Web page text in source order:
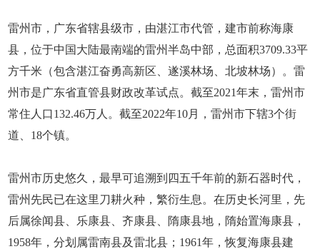
雷州市，广东省辖县级市，由湛江市代管，建市前称海康
县，位于中国大陆最南端的雷州半岛中部，总面积3709.33平
方千米（包含湛江奋勇高新区、遂溪林场、北坡林场）。雷
州市是广东省直管县财政改革试点。截至2021年末，雷州市
常住人口132.46万人。截至2022年10月，雷州市下辖3个街
道、18个镇。
雷州市历史悠久，最早可追溯到四五千年前的新石器时代，
雷州先民已在这里刀耕火种，繁衍生息。在历史长河里，先
后属徐闻县、乐康县、齐康县、隋康县地，隋始置海康县，
1958年，分划属雷南县及雷北县；1961年，恢复海康县建